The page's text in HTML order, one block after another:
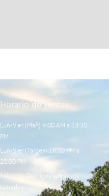
Horario de ventas
Lun-Vier (Mañ) 9:00 AM a 13:30
PM
Lun-Vier (Tardes) 16:00 PM a
20:00 PM
Sábados, Domigos y festivos
cerrados.